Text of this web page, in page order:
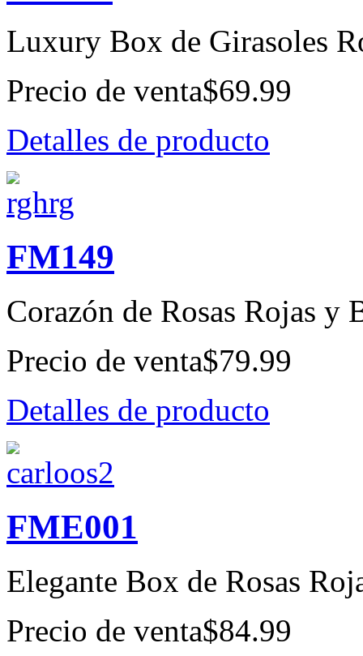
Luxury Box de Girasoles
Precio de venta$69.99
Detalles de producto
FM149
Corazón de Rosas Rojas y
Precio de venta$79.99
Detalles de producto
FME001
Elegante Box de Rosas
Precio de venta$84.99